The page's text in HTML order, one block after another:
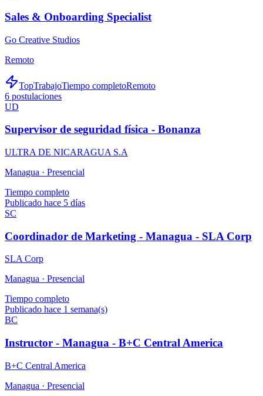
Sales & Onboarding Specialist
Go Creative Studios
Remoto
TopTrabajoTiempo completoRemoto
6 postulaciones
UD
Supervisor de seguridad física - Bonanza
ULTRA DE NICARAGUA S.A
Managua · Presencial
Tiempo completo
Publicado hace 5 días
SC
Coordinador de Marketing - Managua - SLA Corp
SLA Corp
Managua · Presencial
Tiempo completo
Publicado hace 1 semana(s)
BC
Instructor - Managua - B+C Central America
B+C Central America
Managua · Presencial